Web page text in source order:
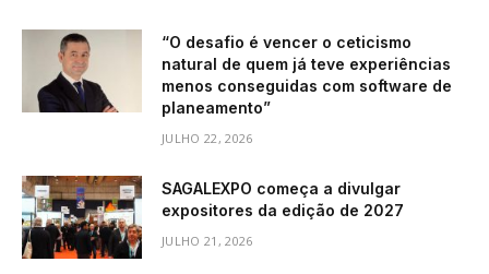
“O desafio é vencer o ceticismo
natural de quem já teve experiências
menos conseguidas com software de
planeamento”
JULHO 22, 2026
SAGALEXPO começa a divulgar
expositores da edição de 2027
JULHO 21, 2026